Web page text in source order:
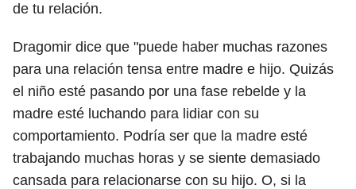
de tu relación.
Dragomir dice que "puede haber muchas razones
para una relación tensa entre madre e hijo. Quizás
el niño esté pasando por una fase rebelde y la
madre esté luchando para lidiar con su
comportamiento. Podría ser que la madre esté
trabajando muchas horas y se siente demasiado
cansada para relacionarse con su hijo. O, si la